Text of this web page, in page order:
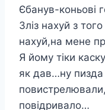
Єбанув-коньові
Зліз нахуй з
нахуй,на мене
Я йому тіки
як дав…ну пизда
повідривало…